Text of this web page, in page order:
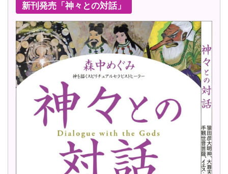
新刊発売「神々との対話」